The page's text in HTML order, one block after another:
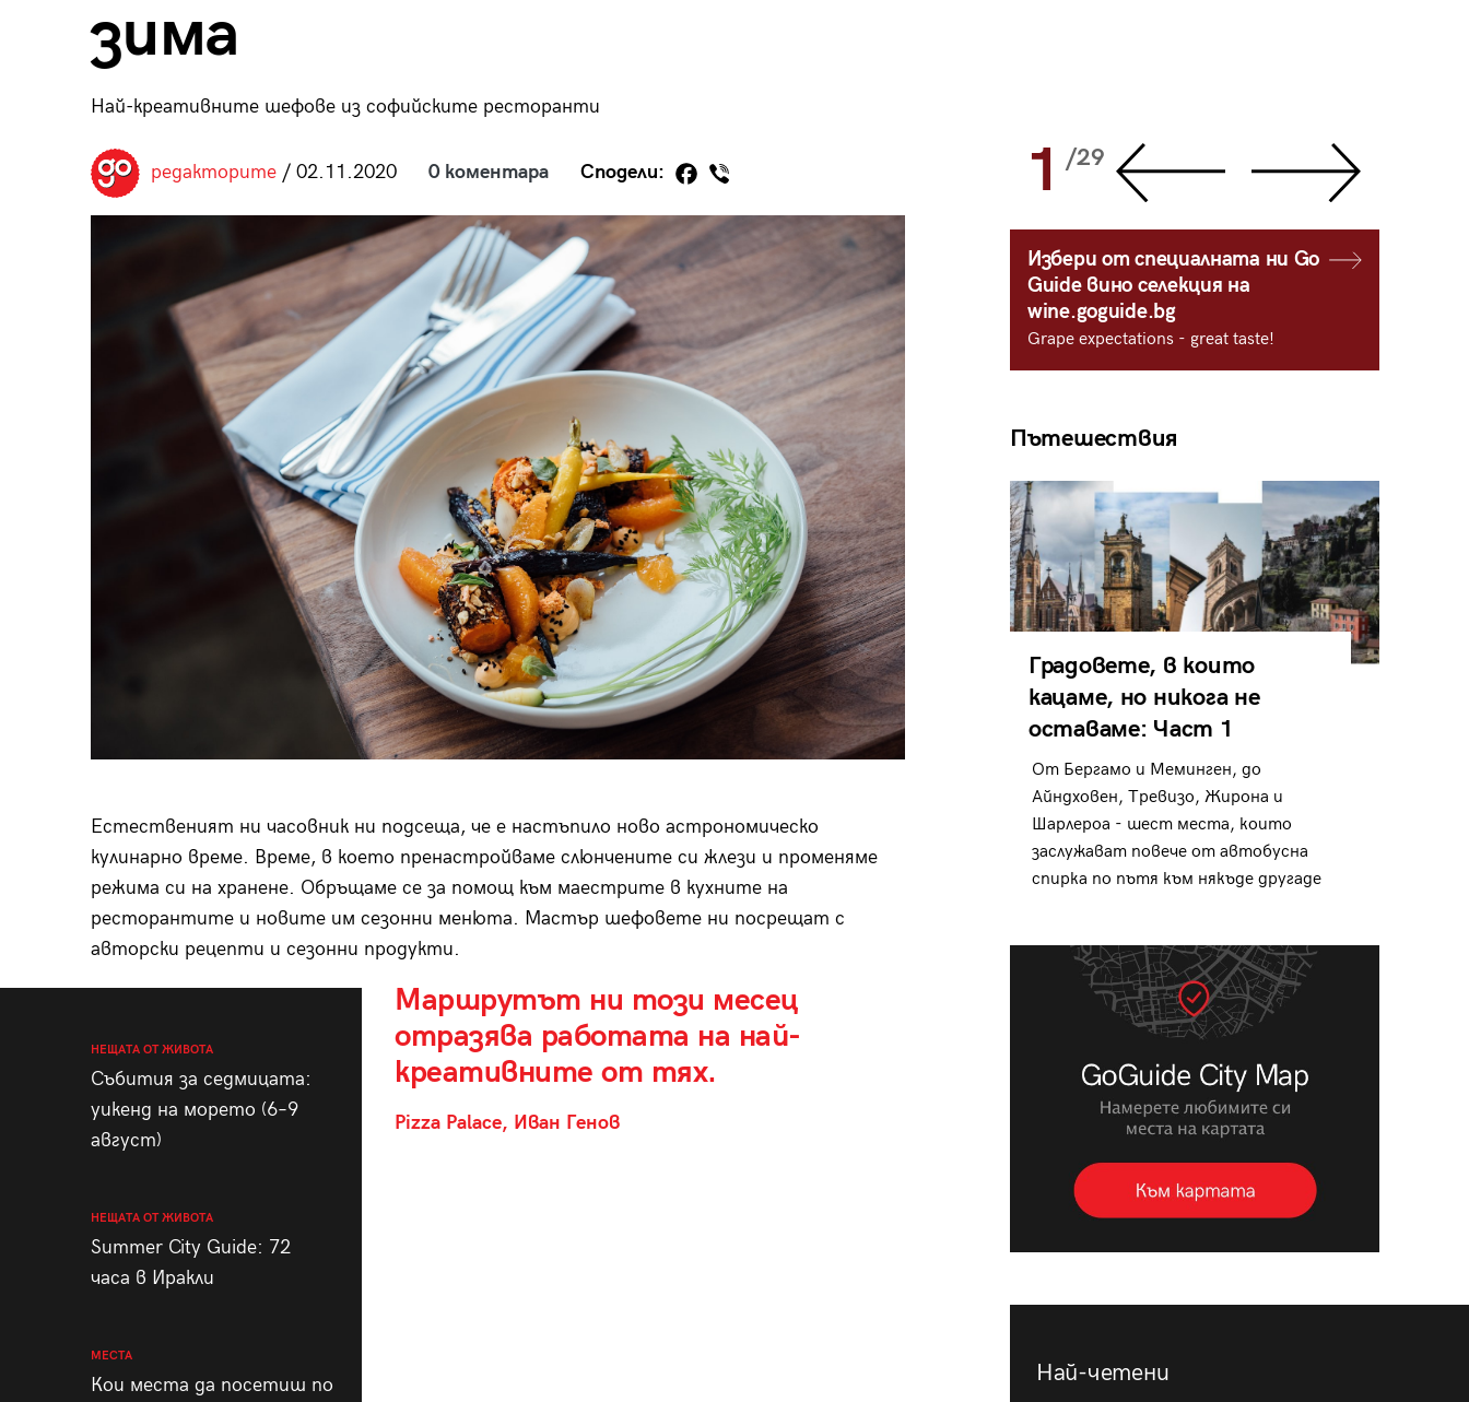
зима
Най-креативните шефове из софийските ресторанти
редакторите/ 02.11.2020 0 коментара Сподели:
Естественият ни часовник ни подсеща, че е настъпило ново астрономическо
кулинарно време. Време, в което пренастройваме слюнчените си жлези и променяме
режима си на хранене. Обръщаме се за помощ към маестрите в кухните на
ресторантите и новите им сезонни менюта. Мастър шефовете ни посрещат с
авторски рецепти и сезонни продукти.
НЕЩАТА ОТ ЖИВОТА
Събития за седмицата:
уикенд на морето (6–9
август)
НЕЩАТА ОТ ЖИВОТА
Summer City Guide: 72
часа в Иракли
МЕСТА
Кои места да посетиш по
Маршрутът ни този месец
отразява работата на най-
креативните от тях.
Pizza Palace, Иван Генов
28 /29 29/29 1 /29
Избери от специалната ни Go
Guide вино селекция на
wine.goguide.bg
Grape expectations - great taste!
Пътешествия
Градовете, в които
кацаме, но никога не
оставаме: Част 1
От Бергамо и Меминген, до
Айндховен, Тревизо, Жирона и
Шарлероа - шест места, които
заслужават повече от автобусна
спирка по пътя към някъде другаде
Най-четени